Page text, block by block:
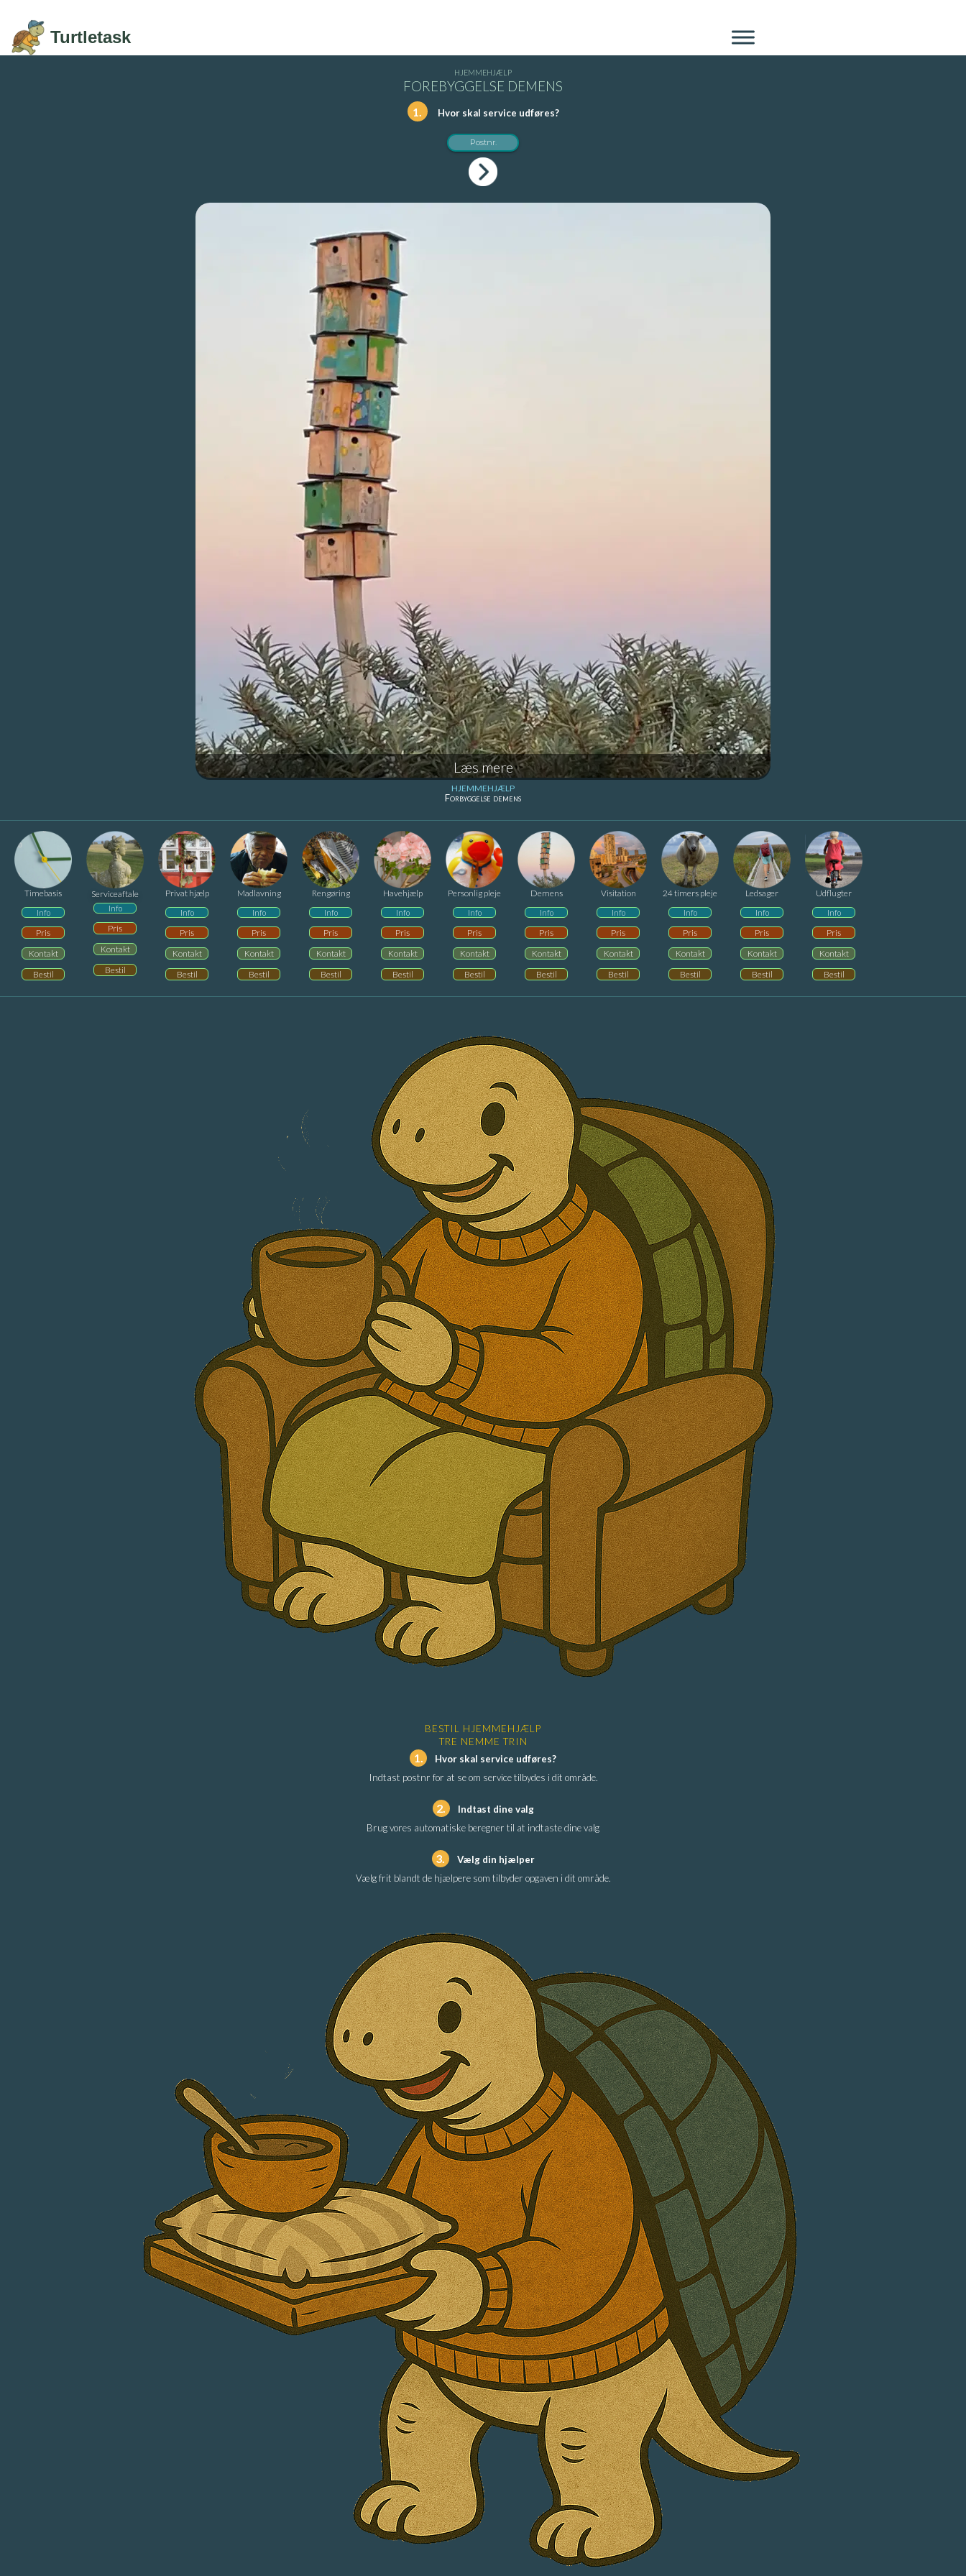
Skip to contentTurtletask
HJEMMEHJÆLP
FOREBYGGELSE DEMENS
1. Hvor skal service udføres?
Læs mere
HJEMMEHJÆLP
Forbyggelse demens
Timebasis
Info
Pris
Kontakt
Bestil
Serviceaftale
Info
Pris
Kontakt
Bestil
Privat hjælp
Info
Pris
Kontakt
Bestil
Madlavning
Info
Pris
Kontakt
Bestil
Rengøring
Info
Pris
Kontakt
Bestil
Havehjælp
Info
Pris
Kontakt
Bestil
Personlig pleje
Info
Pris
Kontakt
Bestil
Demens
Info
Pris
Kontakt
Bestil
Visitation
Info
Pris
Kontakt
Bestil
24 timers pleje
Info
Pris
Kontakt
Bestil
Ledsager
Info
Pris
Kontakt
Bestil
Udflugter
Info
Pris
Kontakt
Bestil
BESTIL HJEMMEHJÆLP
TRE NEMME TRIN
1.
Hvor skal service udføres?
Indtast postnr for at se om service tilbydes i dit område.
2.
Indtast dine valg
Brug vores automatiske beregner til at indtaste dine valg
3.
Vælg din hjælper
Vælg frit blandt de hjælpere som tilbyder opgaven i dit område.